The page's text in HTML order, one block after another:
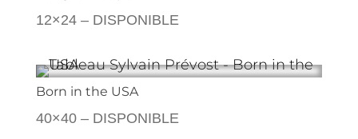
12×24 – DISPONIBLE
Born in the USA
40×40 – DISPONIBLE